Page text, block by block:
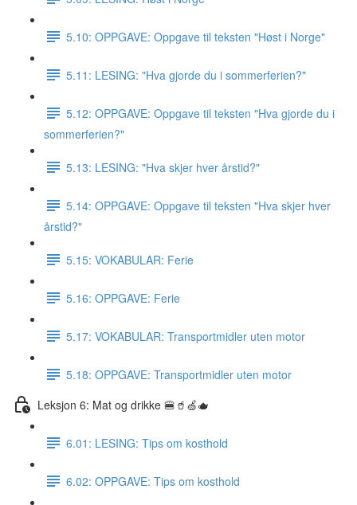
5.10: OPPGAVE: Oppgave til teksten "Høst i Norge"
5.11: LESING: "Hva gjorde du i sommerferien?"
5.12: OPPGAVE: Oppgave til teksten "Hva gjorde du i
sommerferien?"
5.13: LESING: "Hva skjer hver årstid?"
5.14: OPPGAVE: Oppgave til teksten "Hva skjer hver
årstid?"
5.15: VOKABULAR: Ferie
5.16: OPPGAVE: Ferie
5.17: VOKABULAR: Transportmidler uten motor
5.18: OPPGAVE: Transportmidler uten motor
Leksjon 6: Mat og drikke 🍔🥤🍏🫖
6.01: LESING: Tips om kosthold
6.02: OPPGAVE: Tips om kosthold